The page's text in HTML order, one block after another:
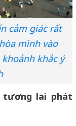
cảm giác rất
mình vào
khắc ý
tương lai phát